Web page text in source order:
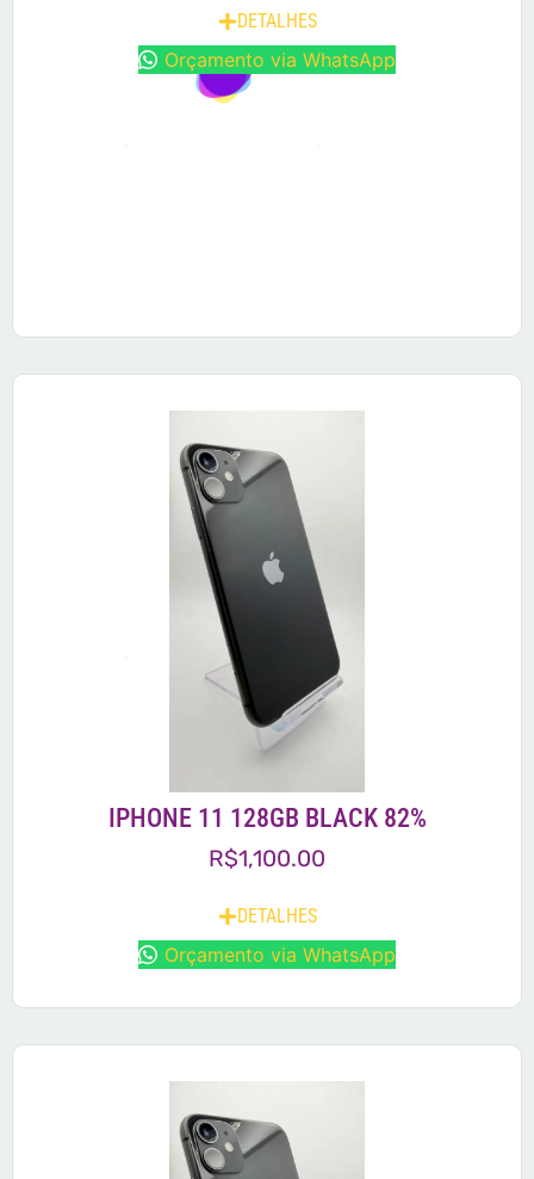
DETALHES
Orçamento via WhatsApp
IPHONE 11 128GB BLACK 82%
R$1,100.00
DETALHES
Orçamento via WhatsApp